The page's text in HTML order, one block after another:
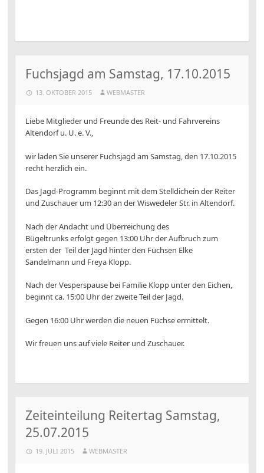
Fuchsjagd am Samstag, 17.10.2015
13. OKTOBER 2015 WEBMASTER
Liebe Mitglieder und Freunde des Reit- und Fahrvereins
Altendorf u. U. e. V.,
wir laden Sie unserer Fuchsjagd am Samstag, den 17.10.2015
recht herzlich ein.
Das Jagd-Programm beginnt mit dem Stelldichein der Reiter
und Zuschauer um 12:30 an der Wiswedeler Str. in Altendorf.
Nach der Andacht und Überreichung des
Bügeltrunks erfolgt gegen 13:00 Uhr der Aufbruch zum
ersten der Teil der Jagd hinter den Füchsen Elke
Sandelmann und Freya Klopp.
Nach der Vesperspause bei Familie Klopp unter den Eichen,
beginnt ca. 15:00 Uhr der zweite Teil der Jagd.
Gegen 16:00 Uhr werden die neuen Füchse ermittelt.
Wir freuen uns auf viele Reiter und Zuschauer.
Zeiteinteilung Reitertag Samstag,
25.07.2015
19. JULI 2015 WEBMASTER